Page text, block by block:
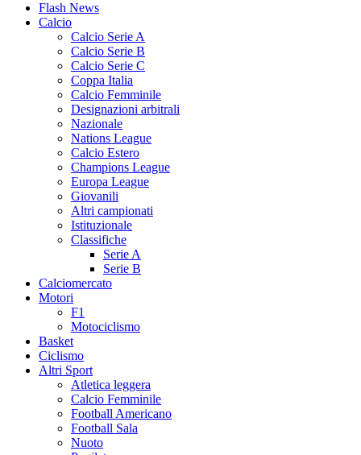
Flash News
Calcio
Calcio Serie A
Calcio Serie B
Calcio Serie C
Coppa Italia
Calcio Femminile
Designazioni arbitrali
Nazionale
Nations League
Calcio Estero
Champions League
Europa League
Giovanili
Altri campionati
Istituzionale
Classifiche
Serie A
Serie B
Calciomercato
Motori
F1
Motociclismo
Basket
Ciclismo
Altri Sport
Atletica leggera
Calcio Femminile
Football Americano
Football Sala
Nuoto